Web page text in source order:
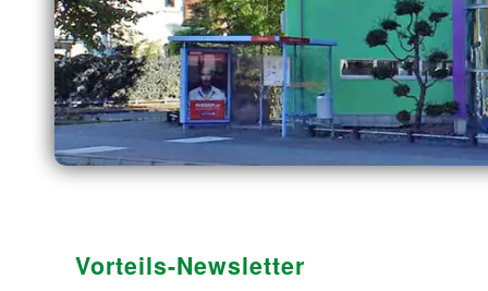
Vorteils-Newsletter